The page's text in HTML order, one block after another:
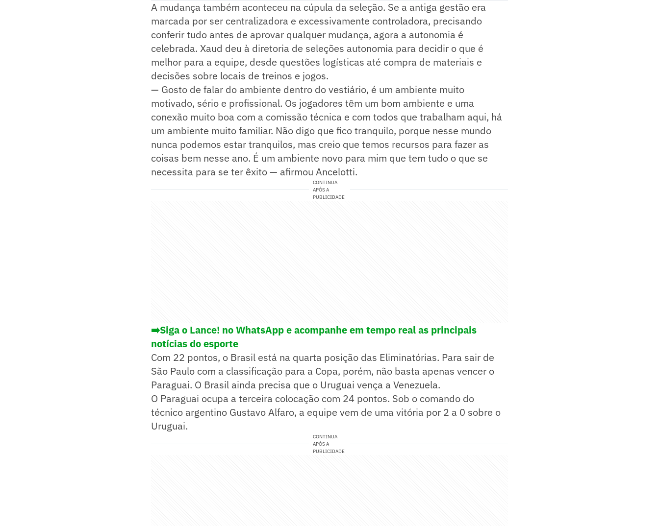
A mudança também aconteceu na cúpula da seleção. Se a antiga gestão era
marcada por ser centralizadora e excessivamente controladora, precisando
conferir tudo antes de aprovar qualquer mudança, agora a autonomia é
celebrada. Xaud deu à diretoria de seleções autonomia para decidir o que é
melhor para a equipe, desde questões logísticas até compra de materiais e
decisões sobre locais de treinos e jogos.
— Gosto de falar do ambiente dentro do vestiário, é um ambiente muito
motivado, sério e profissional. Os jogadores têm um bom ambiente e uma
conexão muito boa com a comissão técnica e com todos que trabalham aqui, há
um ambiente muito familiar. Não digo que fico tranquilo, porque nesse mundo
nunca podemos estar tranquilos, mas creio que temos recursos para fazer as
coisas bem nesse ano. É um ambiente novo para mim que tem tudo o que se
necessita para se ter êxito — afirmou Ancelotti.
CONTINUA
APÓS A
PUBLICIDADE
➡️Siga o Lance! no WhatsApp e acompanhe em tempo real as principais
notícias do esporte
Com 22 pontos, o Brasil está na quarta posição das Eliminatórias. Para sair de
São Paulo com a classificação para a Copa, porém, não basta apenas vencer o
Paraguai. O Brasil ainda precisa que o Uruguai vença a Venezuela.
O Paraguai ocupa a terceira colocação com 24 pontos. Sob o comando do
técnico argentino Gustavo Alfaro, a equipe vem de uma vitória por 2 a 0 sobre o
Uruguai.
CONTINUA
APÓS A
PUBLICIDADE